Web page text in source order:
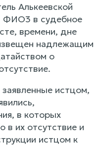
Алькеевской
в судебное
времени, дне
надлежащим
о
истцом,
в которых
в их отсутствие и
истцом к